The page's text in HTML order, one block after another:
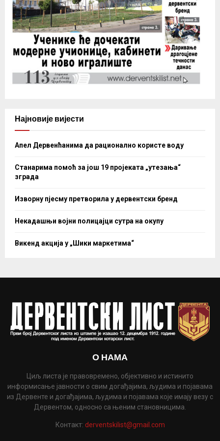
Најновије вијести
Апел Дервенћанима да рационално користе воду
Станарима помоћ за још 19 пројеката „утезања“
зграда
Изворну пјесму претворила у дервентски бренд
Некадашњи војни полицајци сутра на окупу
Викенд акција у „Шики маркетима“
О НАМА
Циљ листа је правовремено, објективно и истинито
информисање јавности о свим догађајима, људима и појавама
из Дервенте и догађајима, људима и појавама које имају везу с
Дервентом, односно са њеним становницима.
Контакт: derventskilist@gmail.com